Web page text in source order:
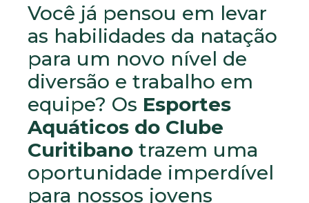
Você já pensou em levar
as habilidades da natação
para um novo nível de
diversão e trabalho em
equipe? Os Esportes
Aquáticos do Clube
Curitibano trazem uma
oportunidade imperdível
para nossos jovens